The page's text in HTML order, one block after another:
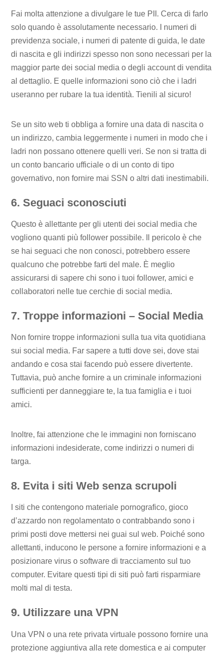
Fai molta attenzione a divulgare le tue PII. Cerca di farlo
solo quando è assolutamente necessario. I numeri di
previdenza sociale, i numeri di patente di guida, le date
di nascita e gli indirizzi spesso non sono necessari per la
maggior parte dei social media o degli account di vendita
al dettaglio. E quelle informazioni sono ciò che i ladri
useranno per rubare la tua identità. Tienili al sicuro!
Se un sito web ti obbliga a fornire una data di nascita o
un indirizzo, cambia leggermente i numeri in modo che i
ladri non possano ottenere quelli veri. Se non si tratta di
un conto bancario ufficiale o di un conto di tipo
governativo, non fornire mai SSN o altri dati inestimabili.
6. Seguaci sconosciuti
Questo è allettante per gli utenti dei social media che
vogliono quanti più follower possibile. Il pericolo è che
se hai seguaci che non conosci, potrebbero essere
qualcuno che potrebbe farti del male. È meglio
assicurarsi di sapere chi sono i tuoi follower, amici e
collaboratori nelle tue cerchie di social media.
7. Troppe informazioni – Social Media
Non fornire troppe informazioni sulla tua vita quotidiana
sui social media. Far sapere a tutti dove sei, dove stai
andando e cosa stai facendo può essere divertente.
Tuttavia, può anche fornire a un criminale informazioni
sufficienti per danneggiare te, la tua famiglia e i tuoi
amici.
Inoltre, fai attenzione che le immagini non forniscano
informazioni indesiderate, come indirizzi o numeri di
targa.
8. Evita i siti Web senza scrupoli
I siti che contengono materiale pornografico, gioco
d’azzardo non regolamentato o contrabbando sono i
primi posti dove mettersi nei guai sul web. Poiché sono
allettanti, inducono le persone a fornire informazioni e a
posizionare virus o software di tracciamento sul tuo
computer. Evitare questi tipi di siti può farti risparmiare
molti mal di testa.
9. Utilizzare una VPN
Una VPN o una rete privata virtuale possono fornire una
protezione aggiuntiva alla rete domestica e ai computer